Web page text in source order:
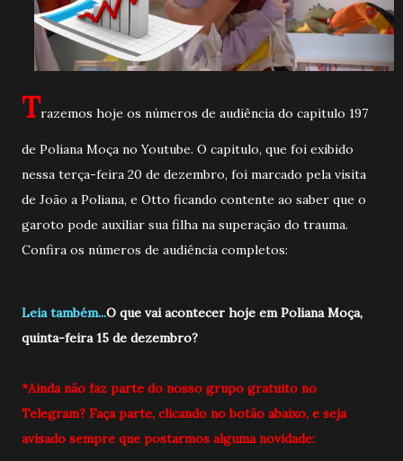
Trazemos hoje os números de audiência do capitulo 197
de Poliana Moça no Youtube. O capitulo, que foi exibido
nessa terça-feira 20 de dezembro, foi marcado pela visita
de João a Poliana, e Otto ficando contente ao saber que o
garoto pode auxiliar sua filha na superação do trauma.
Confira os números de audiência completos:
Leia também...O que vai acontecer hoje em Poliana Moça,
quinta-feira 15 de dezembro?
*Ainda não faz parte do nosso grupo gratuito no
Telegram? Faça parte, clicando no botão abaixo, e seja
avisado sempre que postarmos alguma novidade: